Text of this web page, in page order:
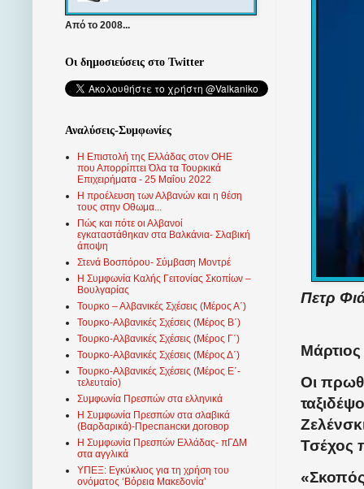
Πετρ
Οι
Τσέχος
Από το 2008...
Οι δημοσιεύσεις στο Twitter
Αναλύσεις-Συμφωνίες
Η Επιστολή της Ελλάδας στον ΟΗΕ
που Απορρίπτει Όλα τα Τουρκικά
Επιχειρήματα - 25 Μαΐου 2022
Η προέλευση των Αλβανών και η θέση
τους στην Οθωμα...
Πώς και πότε οι Αλβανοί
εγκαταστάθηκαν στα Βαλκάνια- Σλαβική
άποψη
Στενά Βοσπόρου- Σύμβαση Μοντρέ
Η Συμφωνία Καλής Γειτονίας Σκοπίων –
Βουλγαρίας
Τουρκο – Αλβανικές Σχέσεις (Mέρος Α΄)
Τουρκο-Αλβανικές Σχέσεις (Μέρος Β΄)
Τουρκο-Αλβανικές Σχέσεις (Μέρος Γ΄)
Τουρκο-Αλβανικές Σχέσεις (Μέρος Δ΄)
Τουρκο-Αλβανικές Σχέσεις (Μέρος Ε΄-
τελευταίο)
Συμφωνία Πρεσπών στα ελληνικά
Η Συμφωνία Πρεσπών στα σλαβικά
(Βαρδαρικά)-Преспански договор
Η Συμφωνία Πρεσπών Ελλάδας- πΓΔΜ
στα αγγλικά
ΥΠΕΞ: Εγκύκλιος για τη χρήση του
ονόματος ‘Βόρεια Μακεδονία’